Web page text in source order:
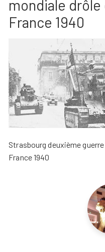
mondiale drôle
France 1940
Strasbourg deuxième
France 1940